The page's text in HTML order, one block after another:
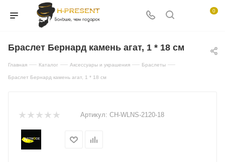
0
Браслет Бернард камень агат, 1 * 18 см
Главная — Каталог — Аксессуары и украшения — Браслеты —
Браслет Бернард камень агат, 1 * 18 см
Артикул: CH-WLNS-2120-18